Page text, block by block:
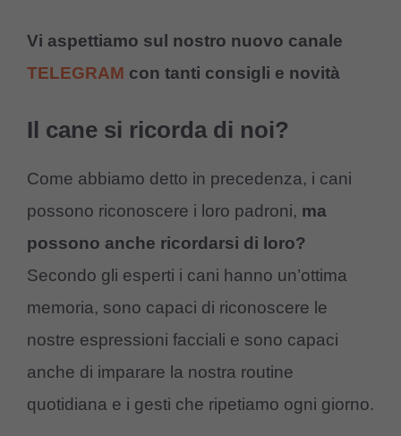
Vi aspettiamo sul nostro nuovo canale
TELEGRAM con tanti consigli e novità
Il cane si ricorda di noi?
Come abbiamo detto in precedenza, i cani
possono riconoscere i loro padroni, ma
possono anche ricordarsi di loro?
Secondo gli esperti i cani hanno un’ottima
memoria, sono capaci di riconoscere le
nostre espressioni facciali e sono capaci
anche di imparare la nostra routine
quotidiana e i gesti che ripetiamo ogni giorno.